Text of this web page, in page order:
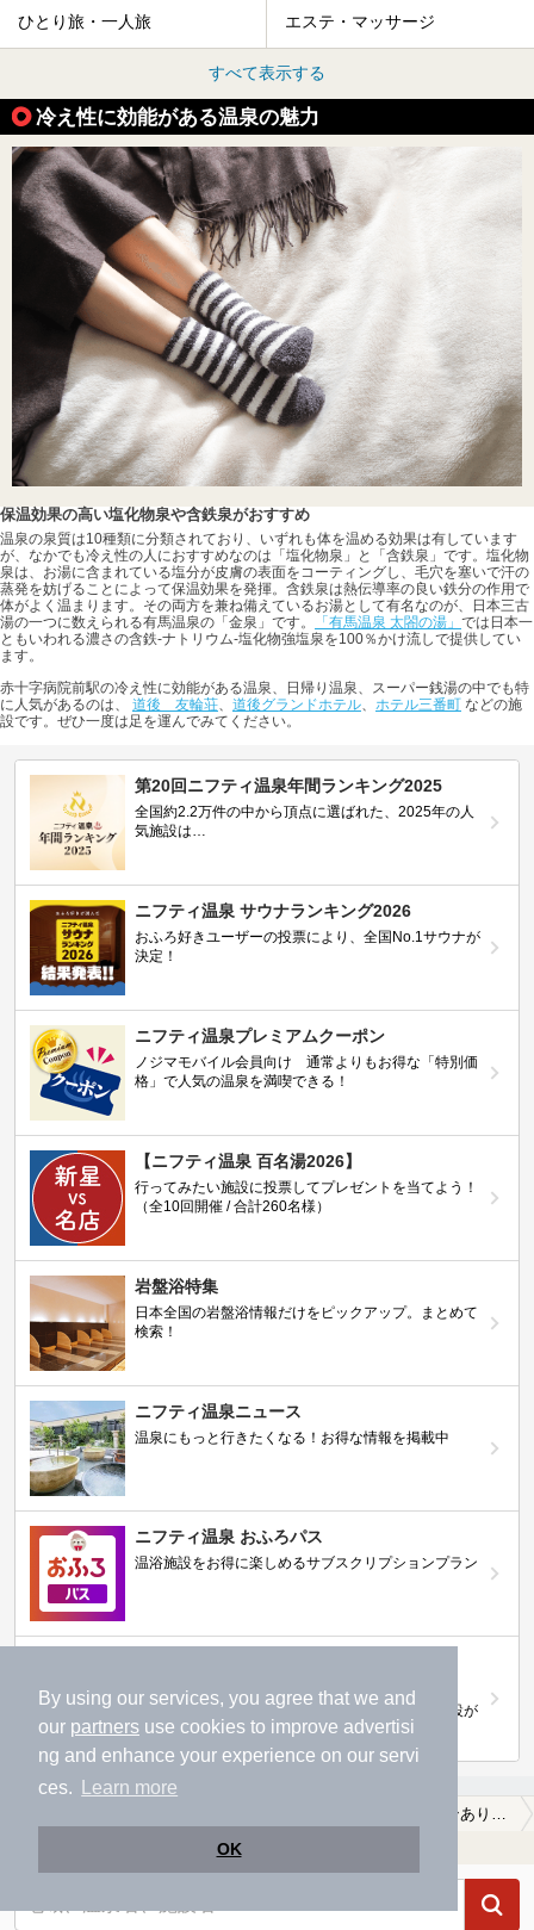
By using our services, you agree that we and
our partners use cookies to improve advertisi
ng and enhance your experience on our servi
ces.
Learn more
OK
ひとり旅・一人旅 エステ・マッサージ
すべて表示する
冷え性に効能がある温泉の魅力
保温効果の高い塩化物泉や含鉄泉がおすすめ
温泉の泉質は10種類に分類されており、いずれも体を温める効果は有しています
が、なかでも冷え性の人におすすめなのは「塩化物泉」と「含鉄泉」です。塩化物
泉は、お湯に含まれている塩分が皮膚の表面をコーティングし、毛穴を塞いで汗の
蒸発を妨げることによって保温効果を発揮。含鉄泉は熱伝導率の良い鉄分の作用で
体がよく温まります。その両方を兼ね備えているお湯として有名なのが、日本三古
湯の一つに数えられる有馬温泉の「金泉」です。
「有馬温泉 太閤の湯」 では日本一
ともいわれる濃さの含鉄-ナトリウム-塩化物強塩泉を100％かけ流しで提供してい
ます。
赤十字病院前駅の冷え性に効能がある温泉、日帰り温泉、スーパー銭湯の中でも特
に人気があるのは、 道後 友輪荘、 道後グランドホテル、 ホテル三番町 などの施
設です。ぜひ一度は足を運んでみてください。
第20回ニフティ温泉年間ランキング2025
全国約2.2万件の中から頂点に選ばれた、2025年の人
気施設は…
ニフティ温泉 サウナランキング2026
おふろ好きユーザーの投票により、全国No.1サウナが
決定！
ニフティ温泉プレミアムクーポン
ノジマモバイル会員向け 通常よりもお得な「特別価
格」で人気の温泉を満喫できる！
【ニフティ温泉 百名湯2026】
行ってみたい施設に投票してプレゼントを当てよう！
（全10回開催 / 合計260名様）
岩盤浴特集
日本全国の岩盤浴情報だけをピックアップ。まとめて
検索！
ニフティ温泉ニュース
温泉にもっと行きたくなる！お得な情報を掲載中
ニフティ温泉 おふろパス
温浴施設をお得に楽しめるサブスクリプションプラン
株主優待制度で人気の温浴施設に行こう！対象施設が
拡充されました！
【クーポンあり】冷え性に効能がある赤十字病院前駅近くの温泉、日帰り温泉、スーパー銭湯おすすめ